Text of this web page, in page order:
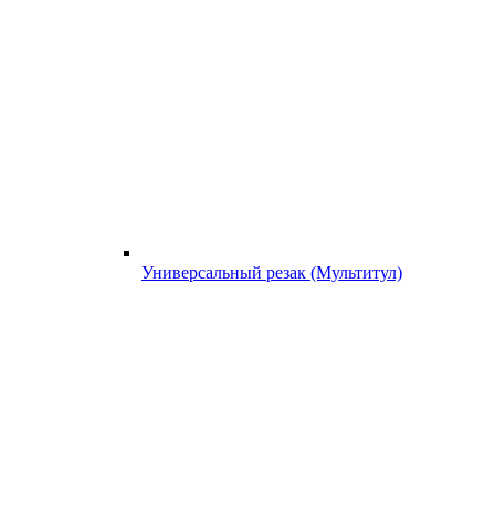
Универсальный резак (Мультитул)